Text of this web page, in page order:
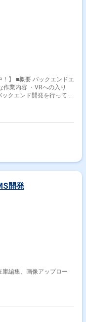
】 ■概要 バックエンドエ
クエンド開発を行ってい
開発
編集、画像アップロー